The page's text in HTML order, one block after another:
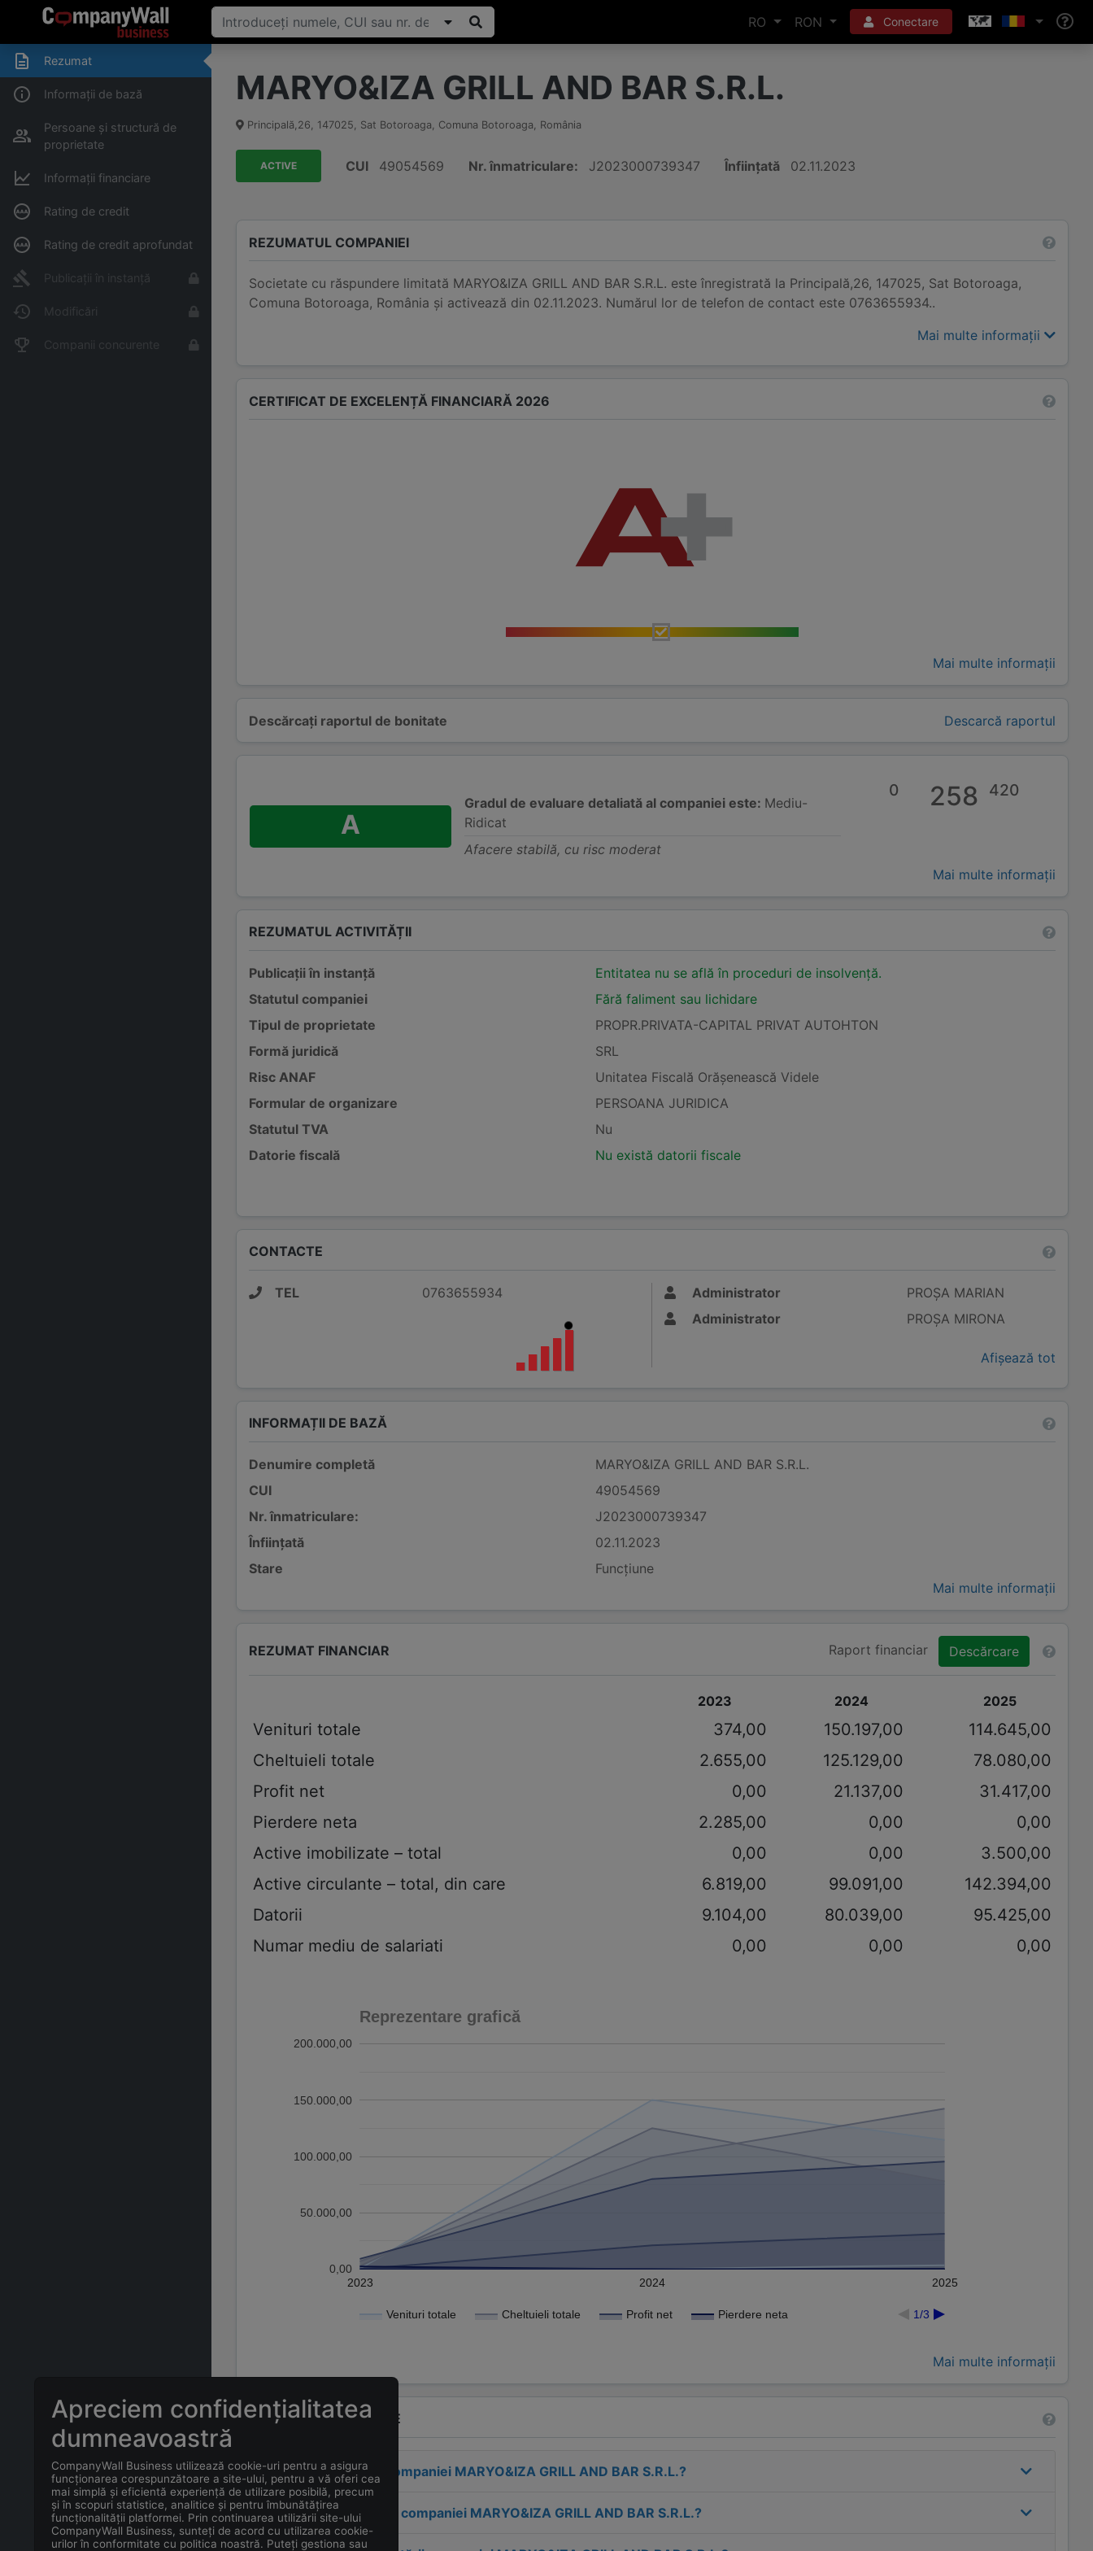
RO RON Conectare
Rezumat
Informații de bază
Persoane și structură de
proprietate
Informații financiare
Rating de credit
Rating de credit aprofundat
Publicații în instanță
Modificări
Companii concurente
MARYO&IZA GRILL AND BAR S.R.L.
Principală,26, 147025, Sat Botoroaga, Comuna Botoroaga, România
ACTIVE CUI 49054569 Nr. înmatriculare: J2023000739347 Înființată 02.11.2023
REZUMATUL COMPANIEI
Societate cu răspundere limitată MARYO&IZA GRILL AND BAR S.R.L. este înregistrată la Principală,26, 147025, Sat Botoroaga,
Comuna Botoroaga, România și activează din 02.11.2023. Numărul lor de telefon de contact este 0763655934..
Mai multe informații
CERTIFICAT DE EXCELENȚĂ FINANCIARĂ 2026
Mai multe informații
Descărcați raportul de bonitate Descarcă raportul
A
Gradul de evaluare detaliată al companiei este: Mediu-
Ridicat
Afacere stabilă, cu risc moderat
0 258 420
Mai multe informații
REZUMATUL ACTIVITĂȚII
Publicații în instanță
Entitatea nu se află în proceduri de insolvență.
Statutul companiei
Fără faliment sau lichidare
Tipul de proprietate
PROPR.PRIVATA-CAPITAL PRIVAT AUTOHTON
Formă juridică
SRL
Risc ANAF
Unitatea Fiscală Orăşenească Videle
Formular de organizare
PERSOANA JURIDICA
Statutul TVA
Nu
Datorie fiscală
Nu există datorii fiscale
CONTACTE
TEL 0763655934 Administrator
PROȘA MARIAN
Administrator
PROȘA MIRONA
Afișează tot
INFORMAȚII DE BAZĂ
Denumire completă
MARYO&IZA GRILL AND BAR S.R.L.
CUI
49054569
Nr. înmatriculare:
J2023000739347
Înființată
02.11.2023
Stare
Funcțiune
Mai multe informații
REZUMAT FINANCIAR Raport financiar Descărcare
2023 2024 2025
Venituri totale 374,00 150.197,00
114.645,00
Cheltuieli totale
2.655,00 125.129,00
78.080,00
Profit net
0,00 21.137,00
31.417,00
Pierdere neta
2.285,00 0,00
0,00
Active imobilizate – total
0,00 0,00
3.500,00
Active circulante – total, din care
6.819,00 99.091,00
142.394,00
Datorii
9.104,00 80.039,00
95.425,00
Numar mediu de salariati
0,00 0,00 0,00
Reprezentare grafică
Venituri totale Cheltuieli totale Profit net Pierdere neta 1/3
2023 2024 2025
0,00
50.000,00
100.000,00
150.000,00
200.000,00
Mai multe informații
ÎNTREBĂRI FRECVENTE
Care este adresa companiei MARYO&IZA GRILL AND BAR S.R.L.?
Care este contactul companiei MARYO&IZA GRILL AND BAR S.R.L.?
Apreciem confidențialitatea
dumneavoastră
CompanyWall Business utilizează cookie-uri pentru a asigura
funcționarea corespunzătoare a site-ului, pentru a vă oferi cea
mai simplă și eficientă experiență de utilizare posibilă, precum
și în scopuri statistice, analitice și pentru îmbunătățirea
funcționalității platformei. Prin continuarea utilizării site-ului
CompanyWall Business, sunteți de acord cu utilizarea cookie-
urilor în conformitate cu politica noastră. Puteți gestiona sau